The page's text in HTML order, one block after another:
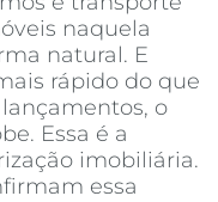
naquela
natural. E
rápido do que
o
Essa é a
imobiliária.
essa